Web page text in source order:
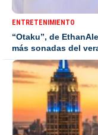
ENTRETENIMIENTO
“Otaku”, de
más sonadas del